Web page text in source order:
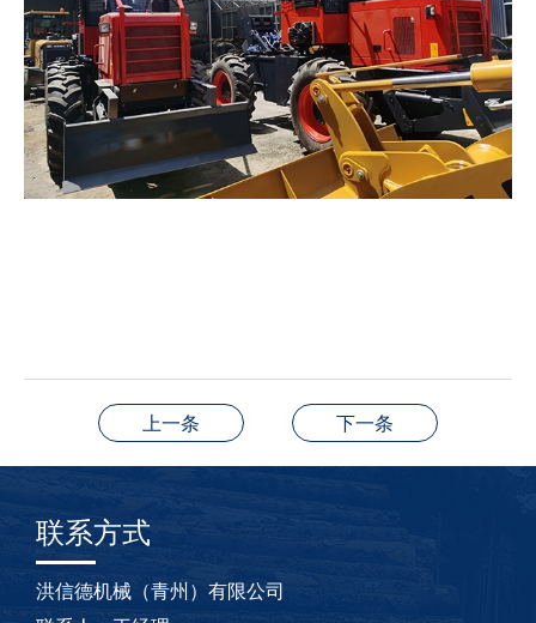
上一条 下一条
联系方式
洪信德机械（青州）有限公司